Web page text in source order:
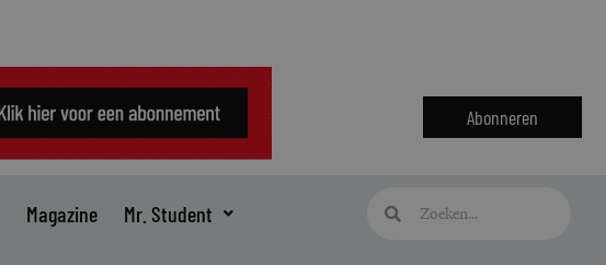
Abonneren
Magazine Mr. Student Zoeken